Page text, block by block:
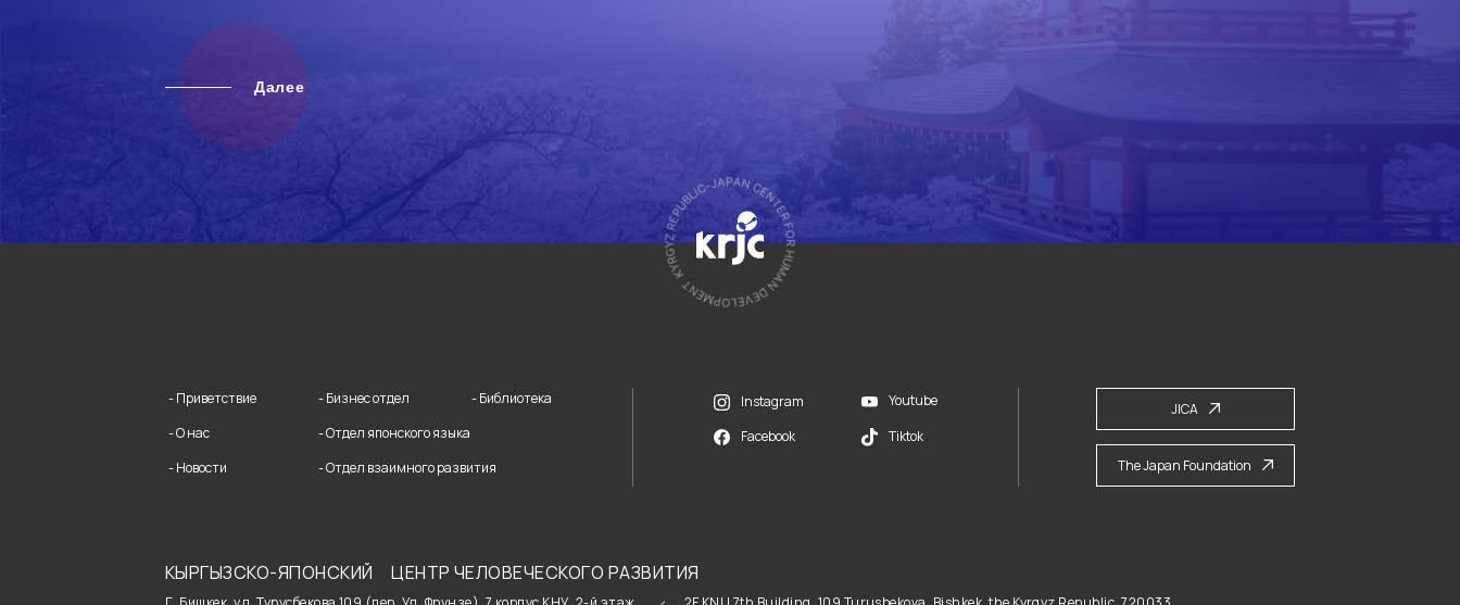
Далее
- Приветствие - Бизнес отдел
- Библиотека
- О нас
- Отдел японского языка
- Новости
- Отдел взаимного развития
Instagram
Youtube
Facebook
Tiktok
JICA
The Japan Foundation
КЫРГЫЗСКО-ЯПОНСКИЙ ЦЕНТР ЧЕЛОВЕЧЕСКОГО РАЗВИТИЯ